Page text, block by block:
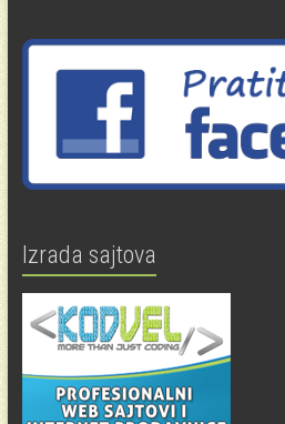
Izrada sajtova